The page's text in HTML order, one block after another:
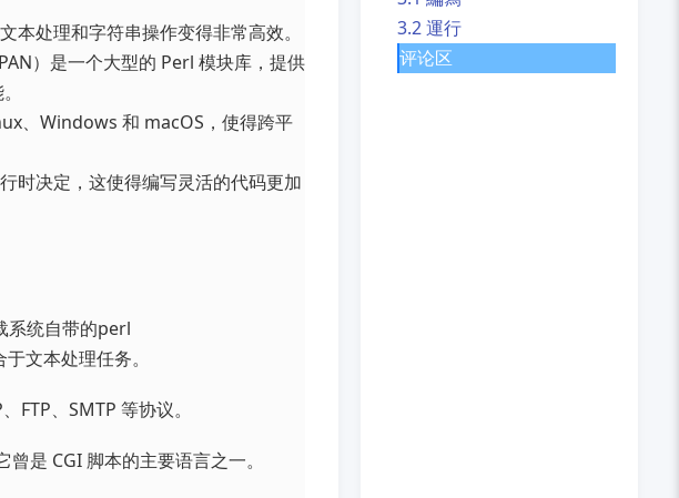
本处理和字符串操作变得非常高效。
）是一个大型的 Perl 模块库，提供
、Windows 和 macOS，使得跨平
时决定，这使得编写灵活的代码更加
系统自带的perl
文本处理任务。
FTP、SMTP 等协议。
是 CGI 脚本的主要语言之一。
3.2 運行
评论区